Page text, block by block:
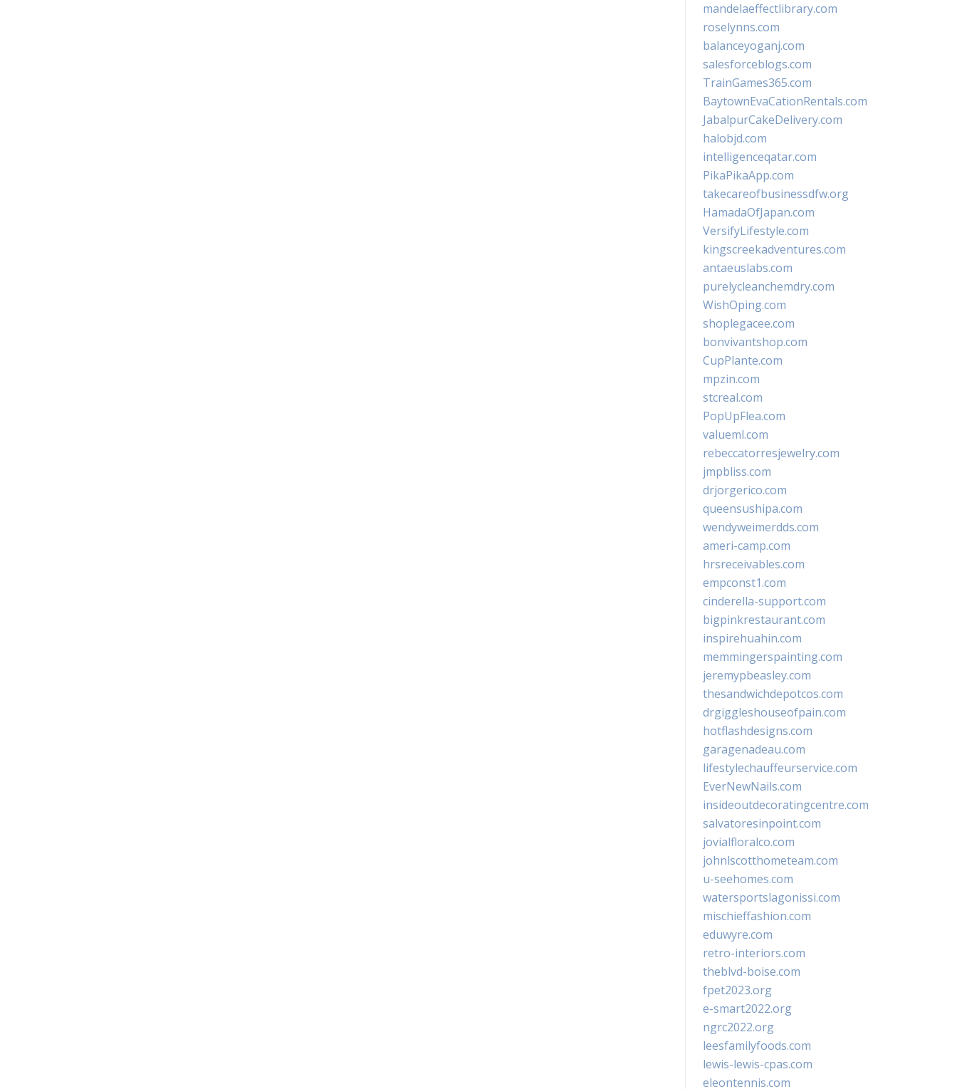
mandelaeffectlibrary.com
roselynns.com
balanceyoganj.com
salesforceblogs.com
TrainGames365.com
BaytownEvaCationRentals.com
JabalpurCakeDelivery.com
halobjd.com
intelligenceqatar.com
PikaPikaApp.com
takecareofbusinessdfw.org
HamadaOfJapan.com
VersifyLifestyle.com
kingscreekadventures.com
antaeuslabs.com
purelycleanchemdry.com
WishOping.com
shoplegacee.com
bonvivantshop.com
CupPlante.com
mpzin.com
stcreal.com
PopUpFlea.com
valueml.com
rebeccatorresjewelry.com
jmpbliss.com
drjorgerico.com
queensushipa.com
wendyweimerdds.com
ameri-camp.com
hrsreceivables.com
empconst1.com
cinderella-support.com
bigpinkrestaurant.com
inspirehuahin.com
memmingerspainting.com
jeremypbeasley.com
thesandwichdepotcos.com
drgiggleshouseofpain.com
hotflashdesigns.com
garagenadeau.com
lifestylechauffeurservice.com
EverNewNails.com
insideoutdecoratingcentre.com
salvatoresinpoint.com
jovialfloralco.com
johnlscotthometeam.com
u-seehomes.com
watersportslagonissi.com
mischieffashion.com
eduwyre.com
retro-interiors.com
theblvd-boise.com
fpet2023.org
e-smart2022.org
ngrc2022.org
leesfamilyfoods.com
lewis-lewis-cpas.com
eleontennis.com